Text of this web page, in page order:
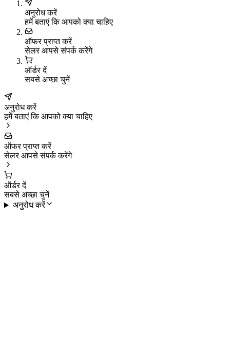
अनुरोध करें
हमें बताएं कि आपको क्या चाहिए
ऑफर प्राप्त करें
सेलर आपसे संपर्क करेंगे
ऑर्डर दें
सबसे अच्छा चुनें
अनुरोध करें
हमें बताएं कि आपको क्या चाहिए
ऑफर प्राप्त करें
सेलर आपसे संपर्क करेंगे
ऑर्डर दें
सबसे अच्छा चुनें
अनुरोध करें